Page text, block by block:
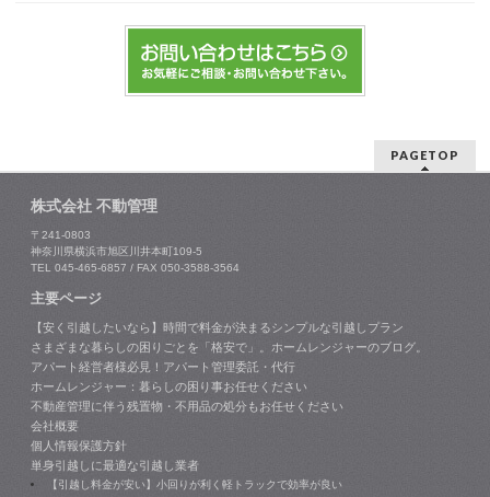
PAGETOP
株式会社 不動管理
〒241-0803
神奈川県横浜市旭区川井本町109-5
TEL 045-465-6857 / FAX 050-3588-3564
主要ページ
【安く引越したいなら】時間で料金が決まるシンプルな引越しプラン
さまざまな暮らしの困りごとを「格安で」。ホームレンジャーのブログ。
アパート経営者様必見！アパート管理委託・代行
ホームレンジャー：暮らしの困り事お任せください
不動産管理に伴う残置物・不用品の処分もお任せください
会社概要
個人情報保護方針
単身引越しに最適な引越し業者
【引越し料金が安い】小回りが利く軽トラックで効率が良い